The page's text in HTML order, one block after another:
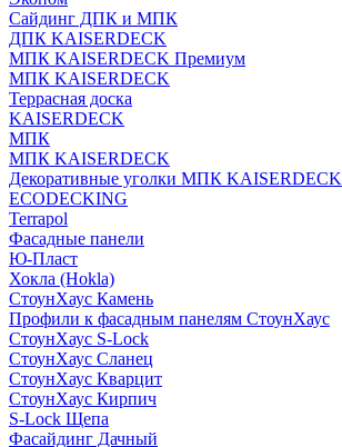
Сайдинг ДПК и МПК
ДПК KAISERDECK
МПК KAISERDECK Премиум
МПК KAISERDECK
Террасная доска
KAISERDECK
МПК
МПК KAISERDECK
Декоративные уголки МПК KAISERDECK
ECODECKING
Terrapol
Фасадные панели
Ю-Пласт
Хокла (Hokla)
СтоунХаус Камень
Профили к фасадным панелям СтоунХаус
СтоунХаус S-Lock
СтоунХаус Сланец
СтоунХаус Кварцит
СтоунХаус Кирпич
S-Lock Щепа
Фасайдинг Дачный